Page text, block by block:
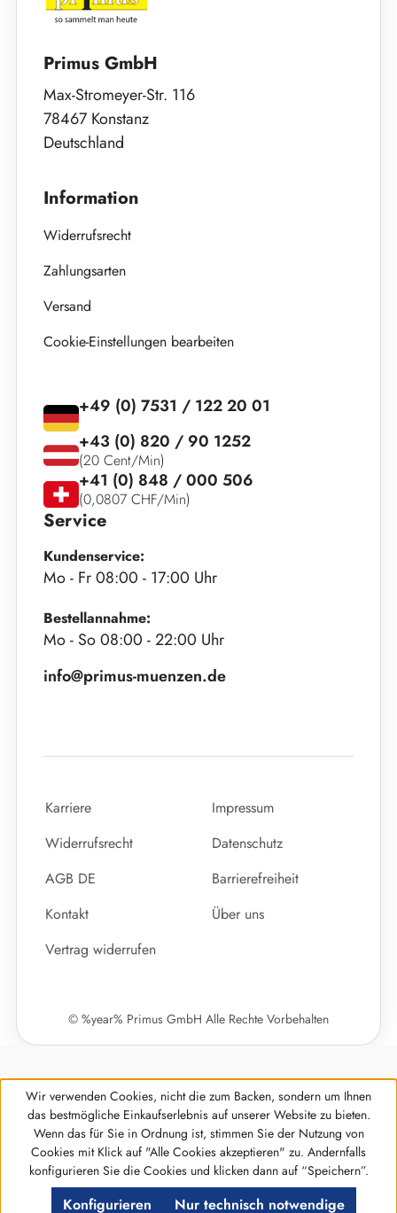
Primus GmbH
Max-Stromeyer-Str. 116
78467 Konstanz
Deutschland
Information
Widerrufsrecht
Zahlungsarten
Versand
Cookie-Einstellungen bearbeiten
Service
Kundenservice:
Mo - Fr 08:00 - 17:00 Uhr
Bestellannahme:
Mo - So 08:00 - 22:00 Uhr
info@primus-muenzen.de
+49 (0) 7531 / 122 20 01
+43 (0) 820 / 90 1252
(20 Cent/Min)
+41 (0) 848 / 000 506
(0,0807 CHF/Min)
Karriere
Impressum
Widerrufsrecht
Datenschutz
AGB DE
Barrierefreiheit
Kontakt
Über uns
Vertrag widerrufen
© %year% Primus GmbH Alle Rechte Vorbehalten
Werkzeugleiste anzeigen
Wir verwenden Cookies, nicht die zum Backen, sondern um Ihnen
das bestmögliche Einkaufserlebnis auf unserer Website zu bieten.
Wenn das für Sie in Ordnung ist, stimmen Sie der Nutzung von
Cookies mit Klick auf "Alle Cookies akzeptieren" zu. Andernfalls
konfigurieren Sie die Cookies und klicken dann auf “Speichern”.
Nur technisch notwendige
Konfigurieren